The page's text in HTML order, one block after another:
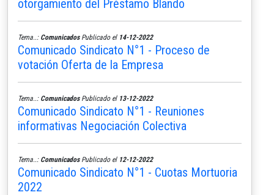
otorgamiento del Préstamo Blando
Tema..: ComunicadosPublicado el 14-12-2022
Comunicado Sindicato N°1 - Proceso de
votación Oferta de la Empresa
Tema..: ComunicadosPublicado el 13-12-2022
Comunicado Sindicato N°1 - Reuniones
informativas Negociación Colectiva
Tema..: ComunicadosPublicado el 12-12-2022
Comunicado Sindicato N°1 - Cuotas Mortuoria
2022